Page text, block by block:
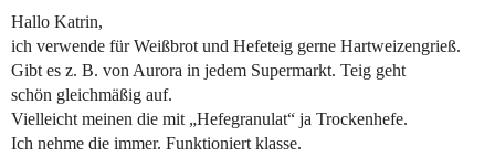
Hallo Katrin,
ich verwende für Weißbrot und Hefeteig gerne Hartweizengrieß.
Gibt es z. B. von Aurora in jedem Supermarkt. Teig geht
schön gleichmäßig auf.
Vielleicht meinen die mit „Hefegranulat“ ja Trockenhefe.
Ich nehme die immer. Funktioniert klasse.